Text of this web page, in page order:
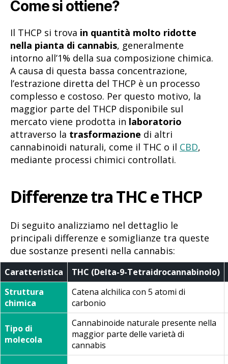
Come si ottiene?
Il THCP si trova in quantità molto ridotte
nella pianta di cannabis, generalmente
intorno all’1% della sua composizione chimica.
A causa di questa bassa concentrazione,
l’estrazione diretta del THCP è un processo
complesso e costoso. Per questo motivo, la
maggior parte del THCP disponibile sul
mercato viene prodotta in laboratorio
attraverso la trasformazione di altri
cannabinoidi naturali, come il THC o il CBD,
mediante processi chimici controllati.
Differenze tra THC e THCP
Di seguito analizziamo nel dettaglio le
principali differenze e somiglianze tra queste
due sostanze presenti nella cannabis:
Caratteristica
THC (Delta-9-Tetraidrocannabinolo)
Struttura
chimica
Catena alchilica con 5 atomi di
carbonio
Tipo di
molecola
Cannabinoide naturale presente nella
maggior parte delle varietà di
cannabis